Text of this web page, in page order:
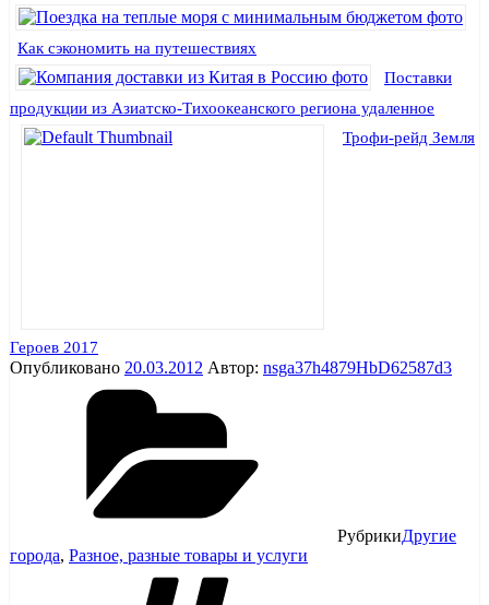
Как сэкономить на путешествиях
Поставки
продукции из Азиатско-Тихоокеанского региона удаленное
Трофи-рейд Земля
Героев 2017
Опубликовано 20.03.2012 Автор: nsga37h4879HbD62587d3
РубрикиДругие
города, Разное, разные товары и услуги